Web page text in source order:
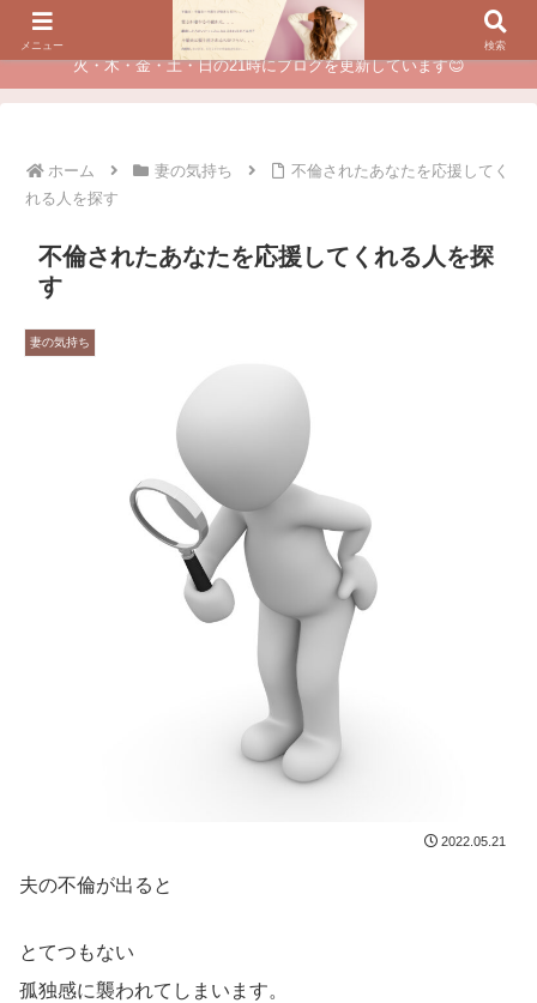
夫に不倫されたつらい経験が、あなたのチャンスに変わるカウンセリング
火・木・金・土・日の21時にブログを更新しています😊
ホーム 妻の気持ち
不倫されたあなたを応援してく
れる人を探す
不倫されたあなたを応援してくれる人を探
す
妻の気持ち
2022.05.21
夫の不倫が出ると
とてつもない
孤独感に襲われてしまいます。
メニュー 検索